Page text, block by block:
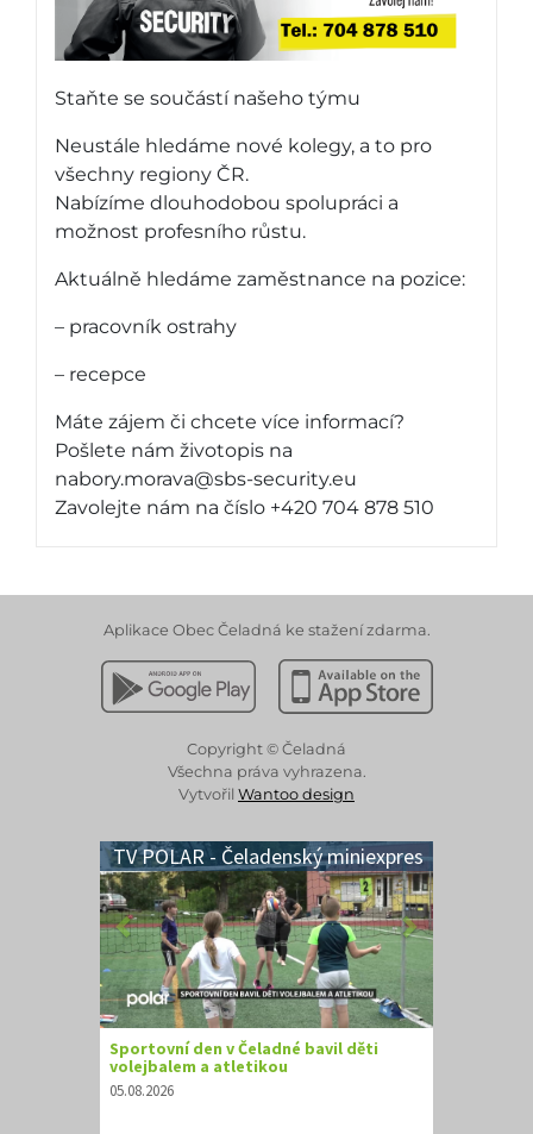
Staňte se součástí našeho týmu
Neustále hledáme nové kolegy, a to pro
všechny regiony ČR.
Nabízíme dlouhodobou spolupráci a
možnost profesního růstu.
Aktuálně hledáme zaměstnance na pozice:
– pracovník ostrahy
– recepce
Máte zájem či chcete více informací?
Pošlete nám životopis na
nabory.morava@sbs-security.eu
Zavolejte nám na číslo +420 704 878 510
Aplikace Obec Čeladná ke stažení zdarma.
Stáhnout z Google PlayStáhnout z Apple App
Copyright © Čeladná
Všechna práva vyhrazena.
Vytvořil Wantoo design